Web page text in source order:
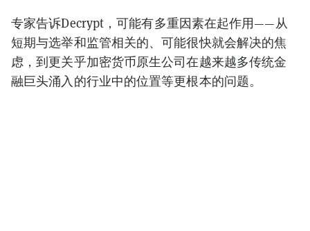
专家告诉Decrypt，可能有多重因素在起作用——从
短期与选举和监管相关的、可能很快就会解决的焦
虑，到更关乎加密货币原生公司在越来越多传统金
融巨头涌入的行业中的位置等更根本的问题。